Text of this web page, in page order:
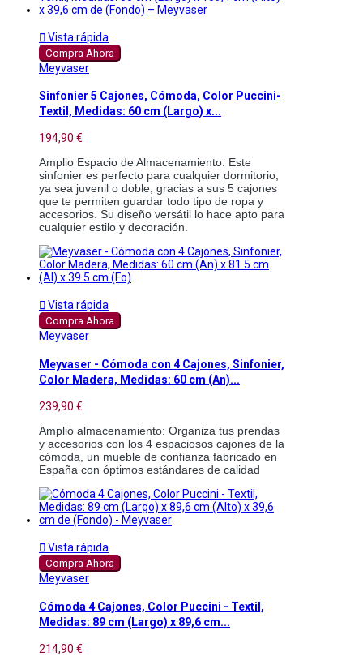
 Vista rápida
Compra Ahora
Meyvaser
Sinfonier 5 Cajones, Cómoda, Color Puccini-
Textil, Medidas: 60 cm (Largo) x...
194,90 €
Amplio Espacio de Almacenamiento: Este
sinfonier es perfecto para cualquier dormitorio,
ya sea juvenil o doble, gracias a sus 5 cajones
que te permiten guardar todo tipo de ropa y
accesorios. Su diseño versátil lo hace apto para
cualquier estilo y decoración.
 Vista rápida
Compra Ahora
Meyvaser
Meyvaser - Cómoda con 4 Cajones, Sinfonier,
Color Madera, Medidas: 60 cm (An)...
239,90 €
Amplio almacenamiento: Organiza tus prendas
y accesorios con los 4 espaciosos cajones de la
cómoda, un mueble de confianza fabricado en
España con óptimos estándares de calidad
 Vista rápida
Compra Ahora
Meyvaser
Cómoda 4 Cajones, Color Puccini - Textil,
Medidas: 89 cm (Largo) x 89,6 cm...
214,90 €